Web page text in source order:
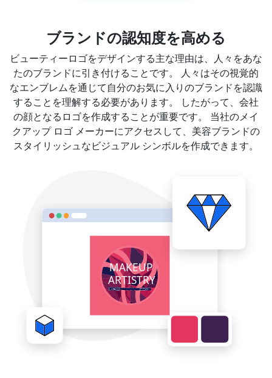
ブランドの認知度を高める
ビューティーロゴをデザインする主な理由は、人々をあな
たのブランドに引き付けることです。 人々はその視覚的
なエンブレムを通じて自分のお気に入りのブランドを認識
することを理解する必要があります。 したがって、会社
の顔となるロゴを作成することが重要です。 当社のメイ
クアップ ロゴ メーカーにアクセスして、美容ブランドの
スタイリッシュなビジュアル シンボルを作成できます。